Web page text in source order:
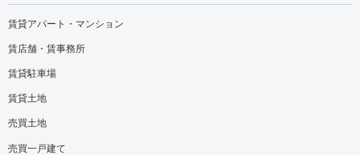
賃貸アパート・マンション
賃店舗・賃事務所
賃貸駐車場
賃貸土地
売買土地
売買一戸建て